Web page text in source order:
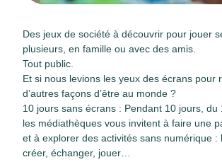
Des jeux de société à découvrir pour jouer
plusieurs, en famille ou avec des amis.
Tout public.
Et si nous levions les yeux des écrans pour
d’autres façons d’être au monde ?
10 jours sans écrans : Pendant 10 jours, du
les médiathèques vous invitent à faire une
et à explorer des activités sans numérique :
créer, échanger, jouer…